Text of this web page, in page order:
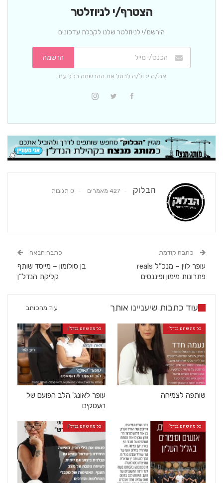
הצטרף/י לניוזלטר
הירשם/י לניוזלטר שלנו לקבלת עדכונים
הרשמה
את/ה יכול/ה לבטל את ההרשמה בכל עת.
הבלוק 427 מאמרים 0 תגובות
כתבה קודמת
עופר לוין – מנכ”ל reals
פתרונות מימון ופיננסים
כתבה הבאה
בן סולומון – מייסד שותף
קליקת הנדל”ן
עוד כתבות שיעניינו אותך עוד מהכותב
כל מה שחם בנדל"ן
שותפה לצמיחה
כל מה שחם בנדל"ן
עופר לאונג' הלב הפועם של
העסקים
כל מה שחם בנדל"ן כל מה שחם בנדל"ן